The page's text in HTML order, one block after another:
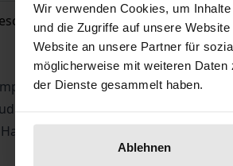
Wir verwenden Cookies, um
und die Zugriffe auf unsere
Website an unsere Partner für
möglicherweise mit weiteren
der Dienste gesammelt haben.
Ablehnen
wachsen und müssen
sind hervorragend geeignet,
dar.